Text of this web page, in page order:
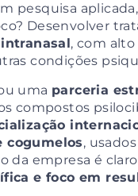
pesquisa
Desenvolver
, com
condições
uma parceria
compostos
cogumelos,
da empresa é
e foco em